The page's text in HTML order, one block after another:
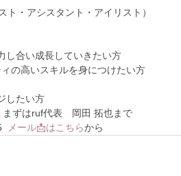
・アシスタント・アイリスト）
し合い成長していきたい方
の高いスキルを身につけたい方
したい方
ずはruf代表　岡田 拓也まで
メール📩はこちらから